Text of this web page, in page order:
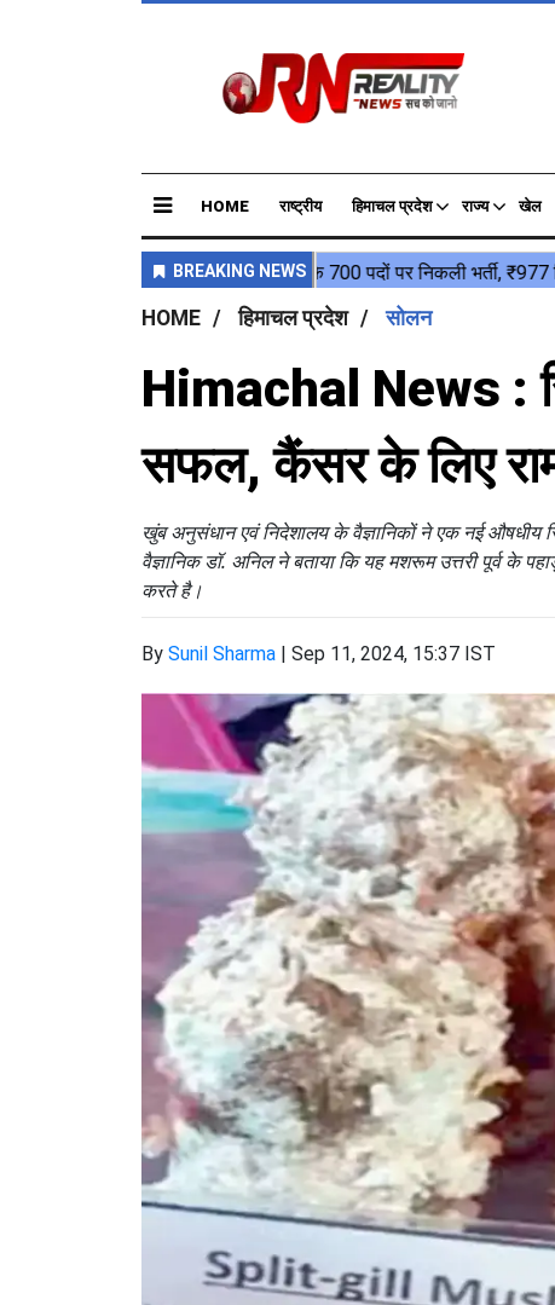
HOME राष्ट्रीय हिमाचल प्रदेश राज्य खेल
HOME हिमाचल प्रदेश सोलन
Himachal News :
सफल, कैंसर के लिए
खुंब अनुसंधान एवं निदेशालय के वैज्ञानिकों ने एक नई
वैज्ञानिक डॉ. अनिल ने बताया कि यह मशरूम उत्तरी पूर्व के
करते है।
By Sunil Sharma | Sep 11, 2024, 15:37 IST